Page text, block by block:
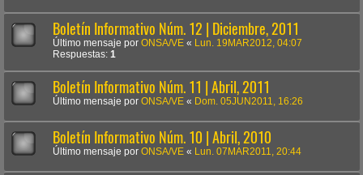
Boletín Informativo Núm. 12 | Diciembre, 2011
Último mensaje por ONSA/VE «
Lun. 19MAR2012, 04:07
Respuestas: 1
Boletín Informativo Núm. 11 | Abril, 2011
Último mensaje por ONSA/VE « Dom. 05JUN2011, 16:26
Boletín Informativo Núm. 10 | Abril, 2010
Último mensaje por ONSA/VE « Lun. 07MAR2011, 20:44